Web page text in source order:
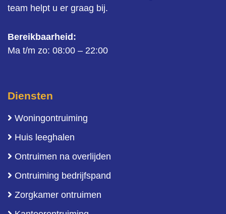
team helpt u er graag bij.
Bereikbaarheid:
Ma t/m zo: 08:00 – 22:00
Diensten
Woningontruiming
Huis leeghalen
Ontruimen na overlijden
Ontruiming bedrijfspand
Zorgkamer ontruimen